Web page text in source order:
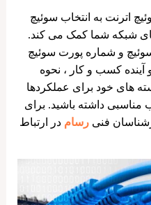
اترنت به انتخاب سوئیچ
شبکه شما کمک می کند.
و شماره پورت سوئیچ
آینده کسب و کار ، نحوه
های خود برای عملکردها
مناسبی داشته باشید. برای
فنی رسام در ارتباط